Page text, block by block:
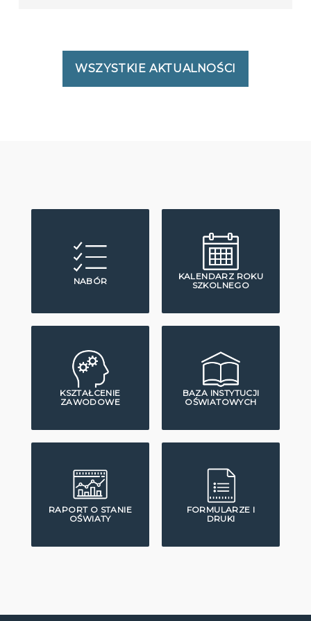
WSZYSTKIE AKTUALNOŚCI
NABÓR
KALENDARZ ROKU
SZKOLNEGO
KSZTAŁCENIE
ZAWODOWE
BAZA INSTYTUCJI
OŚWIATOWYCH
RAPORT O STANIE
OŚWIATY
FORMULARZE I
DRUKI